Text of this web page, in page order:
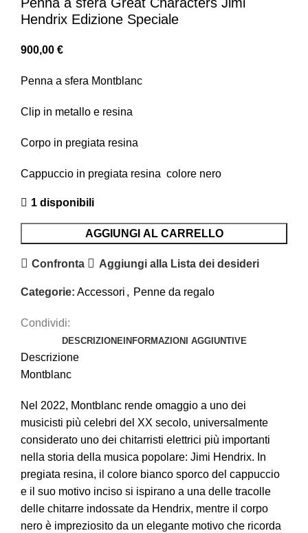
Hendrix Edizione Speciale
900,00 €
Penna a sfera Montblanc
Clip in metallo e resina
Corpo in pregiata resina
Cappuccio in pregiata resina colore nero
1 disponibili
AGGIUNGI AL CARRELLO
Confronta Aggiungi alla Lista dei desideri
Categorie: Accessori , Penne da regalo
Condividi:
DESCRIZIONEINFORMAZIONI AGGIUNTIVE
Descrizione
Montblanc
Nel 2022, Montblanc rende omaggio a uno dei
musicisti più celebri del XX secolo, universalmente
considerato uno dei chitarristi elettrici più importanti
nella storia della musica popolare: Jimi Hendrix. In
pregiata resina, il colore bianco sporco del cappuccio
e il suo motivo inciso si ispirano a una delle tracolle
delle chitarre indossate da Hendrix, mentre il corpo
nero è impreziosito da un elegante motivo che ricorda